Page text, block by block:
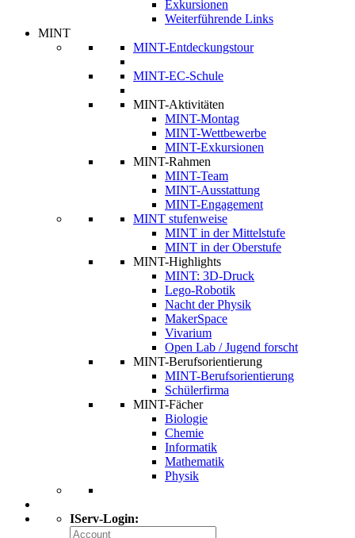
Exkursionen
Weiterführende Links
MINT
MINT-Entdeckungstour
MINT-EC-Schule
MINT-Aktivitäten
MINT-Montag
MINT-Wettbewerbe
MINT-Exkursionen
MINT-Rahmen
MINT-Team
MINT-Ausstattung
MINT-Engagement
MINT stufenweise
MINT in der Mittelstufe
MINT in der Oberstufe
MINT-Highlights
MINT: 3D-Druck
Lego-Robotik
Nacht der Physik
MakerSpace
Vivarium
Open Lab / Jugend forscht
MINT-Berufsorientierung
MINT-Berufsorientierung
Schülerfirma
MINT-Fächer
Biologie
Chemie
Informatik
Mathematik
Physik
IServ-Login: